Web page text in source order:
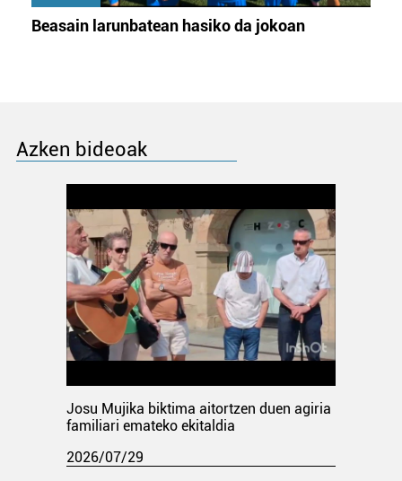
Beasain larunbatean hasiko da jokoan
Azken bideoak
Josu Mujika biktima aitortzen duen agiria
familiari emateko ekitaldia
2026/07/29